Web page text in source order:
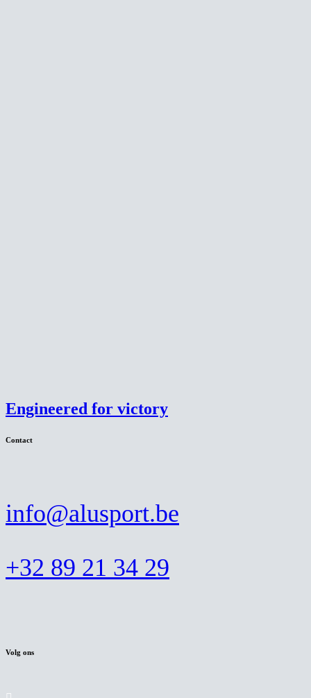
Engineered for victory
Contact
info@alusport.be
+32 89 21 34 29
Volg ons